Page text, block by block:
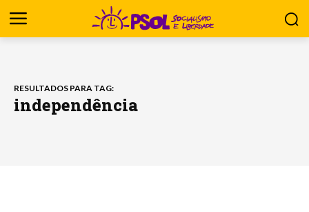
RESULTADOS PARA TAG:
independência